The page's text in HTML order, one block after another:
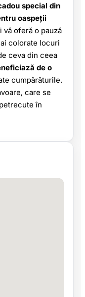
special din
oaspeții
vă oferă o pauză
colorate locuri
ceva din ceea
de o
cumpărăturile.
care se
în